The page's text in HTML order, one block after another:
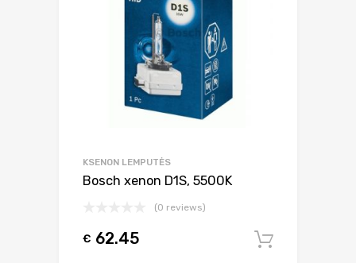
KSENON LEMPUTĖS
Bosch xenon D1S, 5500K
(0 reviews)
€ 62.45